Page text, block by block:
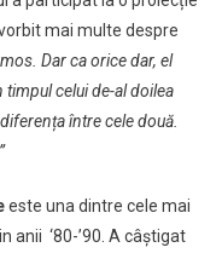
mai multe despre
Dar ca orice dar, el
celui de-al doilea
între cele două.
este una dintre cele mai
anii ‘80-’90. A câștigat